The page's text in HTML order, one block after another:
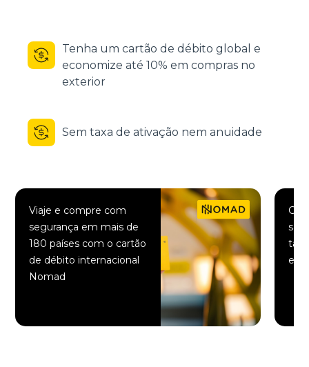
Tenha um cartão de débito global e
economize até 10% em compras no
exterior
Sem taxa de ativação nem anuidade
Viaje e compre com
segurança em mais de
180 países com o cartão
de débito internacional
Nomad